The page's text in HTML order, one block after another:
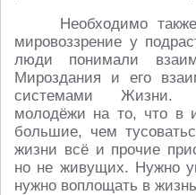
Необходимо
мировоззрение у
люди понимали
Мироздания и его
системами Жизни.
молодёжи на то, что в
большие, чем
жизни всё и прочие
но не живущих. Нужно
нужно воплощать в